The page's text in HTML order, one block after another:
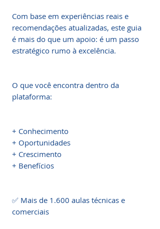
Com base em experiências reais e
recomendações atualizadas, este guia
é mais do que um apoio: é um passo
estratégico rumo à excelência.
O que você encontra dentro da
plataforma:
+ Conhecimento
+ Oportunidades
+ Crescimento
+ Benefícios
✅ Mais de 1.600 aulas técnicas e
comerciais